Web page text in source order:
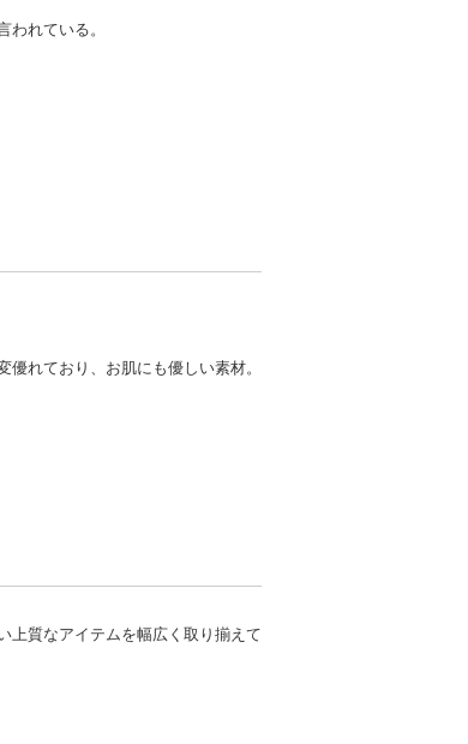
れている。
れており、お肌にも優しい素材。
上質なアイテムを幅広く取り揃えて